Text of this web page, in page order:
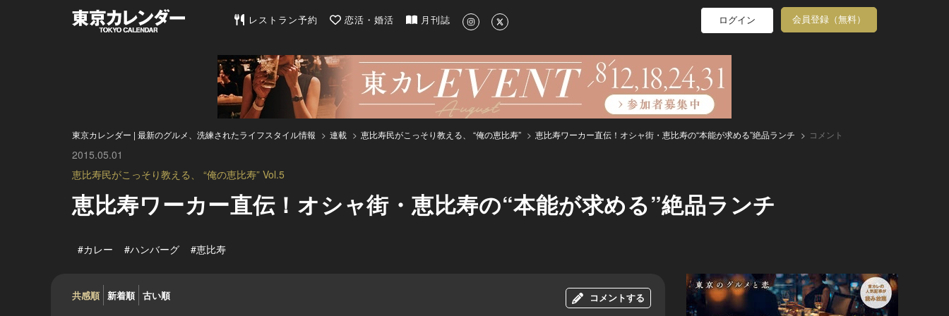
東京カレンダー | 最新のグルメ、洗練されたライフスタイル情報
レストラン予約 恋活・婚活 月刊誌 ログイン 会員登録（無料）
東京カレンダー | 最新のグルメ、洗練されたライフスタイル情報 連載 恵比寿民がこっそり教える、 “俺の恵比寿” 恵比寿ワーカー直伝！オシャ街・恵比寿の“本能が求める”絶品ランチ コメント
2015.05.01
恵比寿民がこっそり教える、 “俺の恵比寿” Vol.5
恵比寿ワーカー直伝！オシャ街・恵比寿の“本能が求める”絶品ランチ
#カレー #ハンバーグ #恵比寿
共感順 新着順 古い順 コメントする